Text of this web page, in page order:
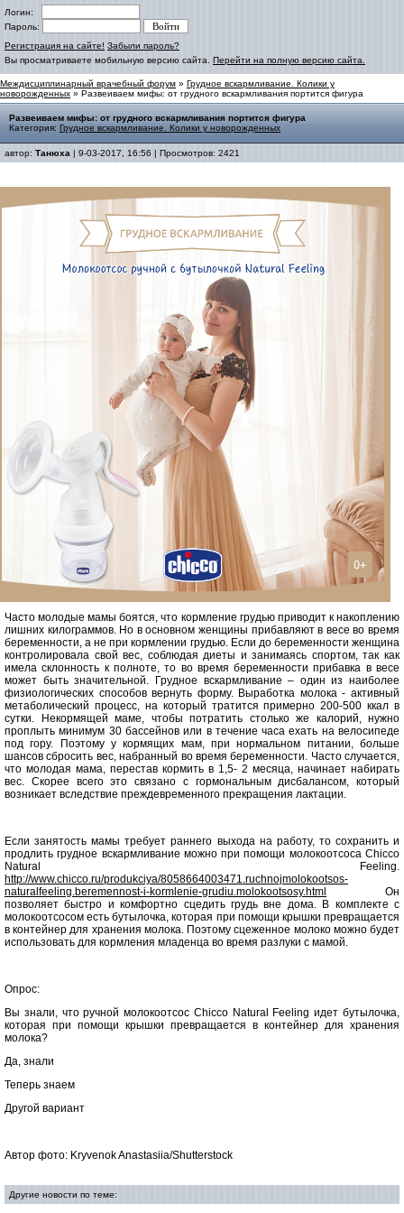
Логин:
Пароль:
Регистрация на сайте! Забыли пароль?
Вы просматриваете мобильную версию сайта. Перейти на полную версию сайта.
Междисциплинарный врачебный форум » Грудное вскармливание. Колики у
новорожденных » Развеиваем мифы: от грудного вскармливания портится фигура
Развеиваем мифы: от грудного вскармливания портится фигура
Категория: Грудное вскармливание. Колики у новорожденных
автор: Танюха | 9-03-2017, 16:56 | Просмотров: 2421
Часто молодые мамы боятся, что кормление грудью приводит к накоплению
лишних килограммов. Но в основном женщины прибавляют в весе во время
беременности, а не при кормлении грудью. Если до беременности женщина
контролировала свой вес, соблюдая диеты и занимаясь спортом, так как
имела склонность к полноте, то во время беременности прибавка в весе
может быть значительной. Грудное вскармливание – один из наиболее
физиологических способов вернуть форму. Выработка молока - активный
метаболический процесс, на который тратится примерно 200-500 ккал в
сутки. Некормящей маме, чтобы потратить столько же калорий, нужно
проплыть минимум 30 бассейнов или в течение часа ехать на велосипеде
под гору. Поэтому у кормящих мам, при нормальном питании, больше
шансов сбросить вес, набранный во время беременности. Часто случается,
что молодая мама, перестав кормить в 1,5- 2 месяца, начинает набирать
вес. Скорее всего это связано с гормональным дисбалансом, который
возникает вследствие преждевременного прекращения лактации.
Если занятость мамы требует раннего выхода на работу, то сохранить и
продлить грудное вскармливание можно при помощи молокоотсоса Chicco
Natural Feeling.
http://www.chicco.ru/produkciya/8058664003471.ruchnojmolokootsos-
naturalfeeling.beremennost-i-kormlenie-grudiu.molokootsosy.html
Он
позволяет быстро и комфортно сцедить грудь вне дома. В комплекте с
молокоотсосом есть бутылочка, которая при помощи крышки превращается
в контейнер для хранения молока. Поэтому сцеженное молоко можно будет
использовать для кормления младенца во время разлуки с мамой.
Опрос:
Вы знали, что ручной молокоотсос Chicco Natural Feeling идет бутылочка,
которая при помощи крышки превращается в контейнер для хранения
молока?
Да, знали
Теперь знаем
Другой вариант
Автор фото: Kryvenok Anastasiia/Shutterstock
Другие новости по теме: